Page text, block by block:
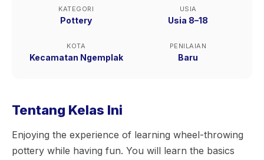
KATEGORI
Pottery
USIA
Usia 8–18
KOTA
Kecamatan Ngemplak
PENILAIAN
Baru
Tentang Kelas Ini
Enjoying the experience of learning wheel-throwing
pottery while having fun. You will learn the basics